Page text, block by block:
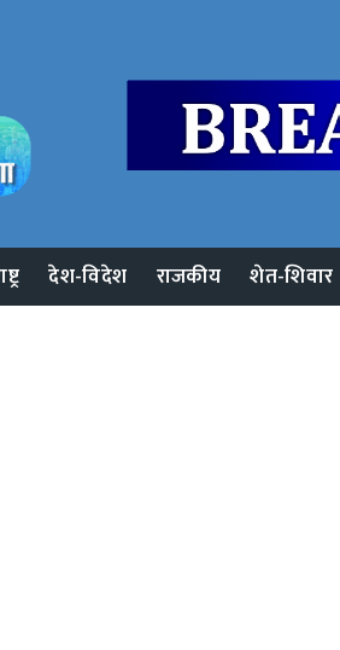
देश-विदेश राजकीय शेत-शिवार